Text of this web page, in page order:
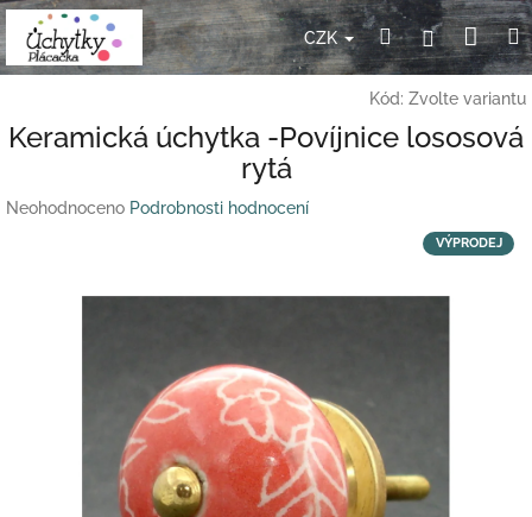
Přejít
na
obsah
CZK HledatPřihlášení
Kód: Zvolte variantu
Keramická úchytka -Povíjnice lososová
rytá
Průměrné
Neohodnoceno Podrobnosti hodnocení
VÝPRODEJ